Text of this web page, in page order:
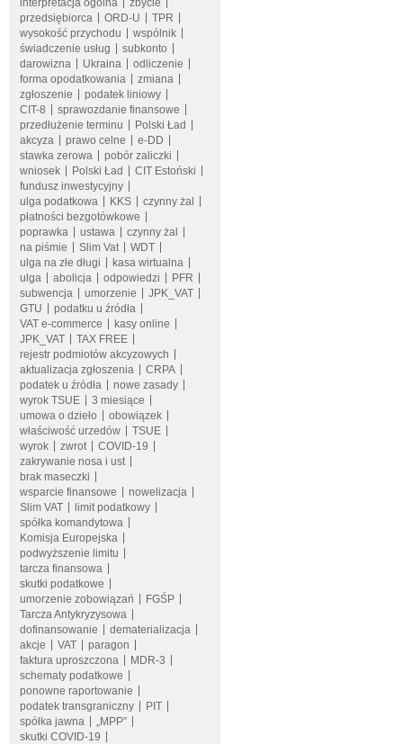
interpretacja ogólna
zbycie
przedsiębiorca
ORD-U
TPR
wysokość przychodu
wspólnik
świadczenie usług
subkonto
darowizna
Ukraina
odliczenie
forma opodatkowania
zmiana
zgłoszenie
podatek liniowy
CIT-8
sprawozdanie finansowe
przedłużenie terminu
Polski Ład
akcyza
prawo celne
e-DD
stawka zerowa
pobór zaliczki
wniosek
Polski Ład
CIT Estoński
fundusz inwestycyjny
ulga podatkowa
KKS
czynny żal
płatności bezgotówkowe
poprawka
ustawa
czynny żal
na piśmie
Slim Vat
WDT
ulga na złe długi
kasa wirtualna
ulga
abolicja odpowiedzi
PFR
subwencja
umorzenie
JPK_VAT
GTU
podatku u źródła
VAT e-commerce
kasy online
JPK_VAT
TAX FREE
rejestr podmiotów akcyzowych
aktualizacja zgłoszenia
CRPA
podatek u źródła
nowe zasady
wyrok TSUE
3 miesiące
umowa o dzieło
obowiązek
właściwość urzedów
TSUE
wyrok
zwrot
COVID-19
zakrywanie nosa i ust
brak maseczki
wsparcie finansowe
nowelizacja
Slim VAT
limit podatkowy
spółka komandytowa
Komisja Europejska
podwyższenie limitu
tarcza finansowa
skutki podatkowe
umorzenie zobowiązań
FGŚP
Tarcza Antykryzysowa
dofinansowanie
dematerializacja
akcje
VAT
paragon
faktura uproszczona
MDR-3
schematy podatkowe
ponowne raportowanie
podatek transgraniczny
PIT
spółka jawna
„MPP”
skutki COVID-19